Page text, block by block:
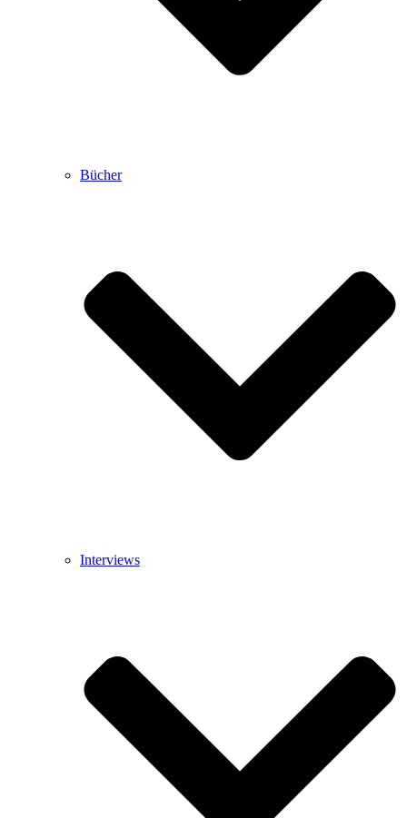
Bücher
Interviews